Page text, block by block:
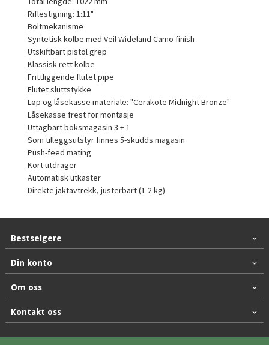
Riflestigning: 1:11"
Boltmekanisme
Syntetisk kolbe med Veil Wideland Camo finish
Utskiftbart pistol grep
Klassisk rett kolbe
Frittliggende flutet pipe
Flutet sluttstykke
Løp og låsekasse materiale: "Cerakote Midnight Bronze"
Låsekasse frest for montasje
Uttagbart boksmagasin 3 + 1
Som tilleggsutstyr finnes 5-skudds magasin
Push-feed mating
Kort utdrager
Automatisk utkaster
Direkte jaktavtrekk, justerbart (1-2 kg)
Bestselgere
Din konto
Om oss
Kontakt oss